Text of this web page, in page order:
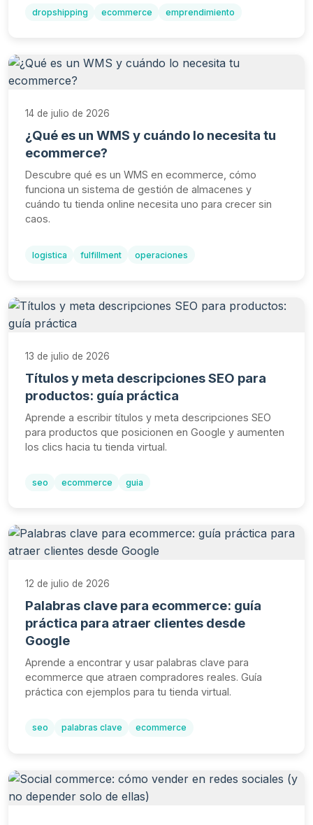
dropshipping ecommerce emprendimiento
14 de julio de 2026
¿Qué es un WMS y cuándo lo necesita tu
ecommerce?
Descubre qué es un WMS en ecommerce, cómo
funciona un sistema de gestión de almacenes y
cuándo tu tienda online necesita uno para crecer sin
caos.
logistica fulfillment operaciones
13 de julio de 2026
Títulos y meta descripciones SEO para
productos: guía práctica
Aprende a escribir títulos y meta descripciones SEO
para productos que posicionen en Google y aumenten
los clics hacia tu tienda virtual.
seo ecommerce guia
12 de julio de 2026
Palabras clave para ecommerce: guía
práctica para atraer clientes desde
Google
Aprende a encontrar y usar palabras clave para
ecommerce que atraen compradores reales. Guía
práctica con ejemplos para tu tienda virtual.
seo palabras clave ecommerce